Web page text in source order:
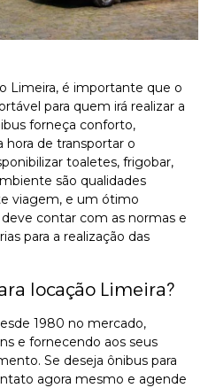
Limeira, é importante que o
para quem irá realizar a
forneça conforto,
hora de transportar o
toaletes, frigobar,
são qualidades
viagem, e um ótimo
contar com as normas e
para a realização das
locação Limeira?
1980 no mercado,
e fornecendo aos seus
Se deseja ônibus para
agora mesmo e agende